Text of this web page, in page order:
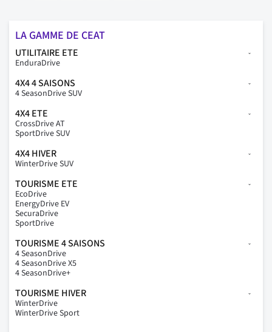
LA GAMME DE CEAT
UTILITAIRE ETE
EnduraDrive
4X4 4 SAISONS
4 SeasonDrive SUV
4X4 ETE
CrossDrive AT
SportDrive SUV
4X4 HIVER
WinterDrive SUV
TOURISME ETE
EcoDrive
EnergyDrive EV
SecuraDrive
SportDrive
TOURISME 4 SAISONS
4 SeasonDrive
4 SeasonDrive X5
4 SeasonDrive+
TOURISME HIVER
WinterDrive
WinterDrive Sport